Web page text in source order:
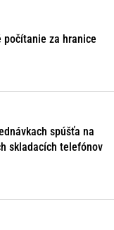
počítanie za hranice
spúšťa na
skladacích telefónov